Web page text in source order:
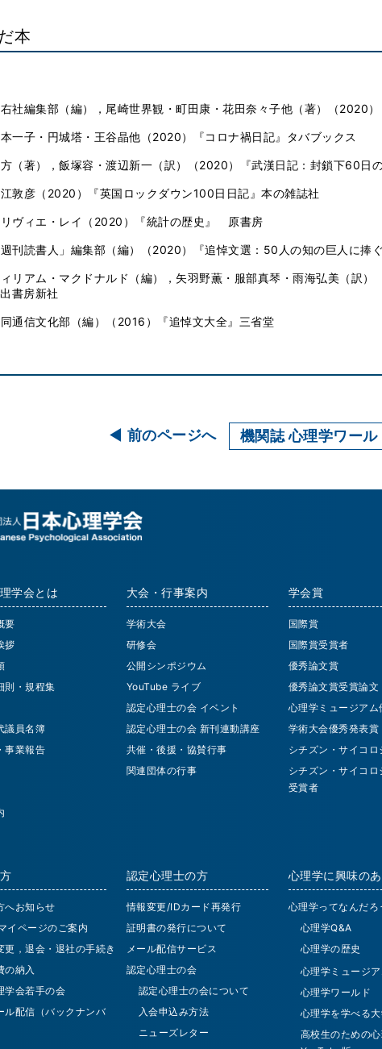
本
社編集部（編），尾崎世界観・町田康・花田奈々子他（著）（2020
一子・円城塔・王谷晶他（2020）『コロナ禍日記』タバブックス
（著），飯塚容・渡辺新一（訳）（2020）『武漢日記：封鎖下60日
江敦彦（2020）『英国ロックダウン100日日記』本の雑誌社
ヴィエ・レイ（2020）『統計の歴史』 原書房
週刊読書人」編集部（編）（2020）『追悼文選：50人の知の巨人に捧
リアム・マクドナルド（編），矢羽野薫・服部真琴・雨海弘美（訳
出書房新社
通信文化部（編）（2016）『追悼文大全』三省堂
前のページへ 機関誌 心理学ワー
学会とは
要
拶
則・規程集
議員名簿
事業報告
大会・行事案内
学術大会
研修会
公開シンポジウム
YouTube ライブ
認定心理士の会 イベント
認定心理士の会 新刊連動講座
共催・後援・協賛行事
関連団体の行事
学会賞
国際賞
国際賞受賞者
優秀論文賞
優秀論文賞受賞論文
心理学ミュージアム
学術大会優秀発表賞
シチズン・サイコ
シチズン・サイコ
受賞者
へお知らせ
イページのご案内
更，退会・退社の手続き
の納入
学会若手の会
ル配信（バックナンバ
認定心理士の方
情報変更/IDカード再発行
証明書の発行について
メール配信サービス
認定心理士の会
認定心理士の会について
入会申込み方法
ニューズレター
心理学に興味の
心理学ってなんだろ
心理学Q&A
心理学の歴史
心理学ミュージア
心理学ワールド
心理学を学べる
高校生のための